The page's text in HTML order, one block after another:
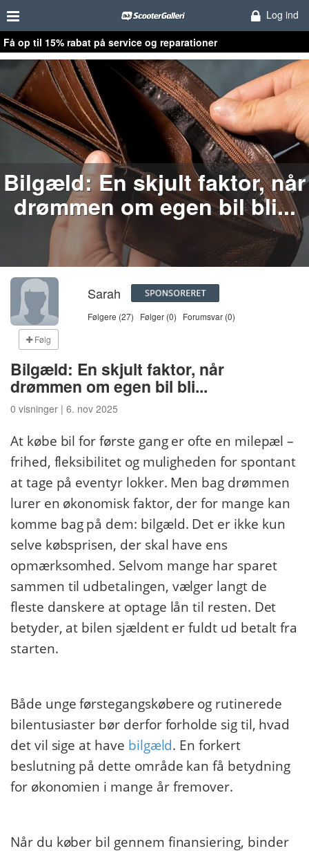
Log ind
Få op til 15% rabat på service og reparationer
Bilgæld: En skjult faktor, når
drømmen om egen bil bli...
Følg
Sarah
Følgere (27) Følger (0) Forumsvar (0)
Bilgæld: En skjult faktor, når
drømmen om egen bil bli...
0 visninger | 6. nov 2025
At købe bil for første gang er ofte en milepæl –
frihed, fleksibilitet og muligheden for spontant
at tage på eventyr lokker. Men bag drømmen
lurer en økonomisk faktor, der for mange kan
komme bag på dem: bilgæld. Det er ikke kun
selve købsprisen, der skal have ens
opmærksomhed. Selvom mange har sparet
sammen til udbetalingen, vælger langt de
fleste danskere at optage lån til resten. Det
betyder, at bilen sjældent er fuldt ud betalt fra
starten.
Både unge førstegangskøbere og rutinerede
bilentusiaster bør derfor forholde sig til, hvad
det vil sige at have bilgæld. En forkert
beslutning på dette område kan få betydning
for økonomien i mange år fremover.
Når du køber bil gennem finansiering, binder